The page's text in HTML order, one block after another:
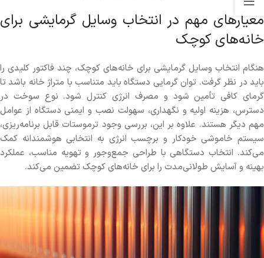
معیارهای مهم در انتخاب وسایل گرمایشی برای
خانه‌های کوچک
هنگام انتخاب وسایل گرمایشی برای خانه‌های کوچک، چند فاکتور کلیدی را
باید در نظر گرفت. توان گرمایی دستگاه باید متناسب با متراژ خانه باشد تا
گرمای کافی تأمین شود و مصرف انرژی کنترل شود. نوع سوخت در
دسترس، هزینه اولیه و نگهداری، سهولت نصب و ایمنی دستگاه از عوامل
مهم دیگر هستند. علاوه بر این، بررسی وجود ترموستات قابل برنامه‌ریزی،
سیستم خاموشی خودکار و برچسب انرژی به انتخابی هوشمندانه کمک
می‌کند. انتخاب دستگاهی با طراحی جمع‌وجور و تهویه مناسب، عملکرد
بهینه و آسایش طولانی‌مدت را برای خانه‌های کوچک تضمین می‌کند.